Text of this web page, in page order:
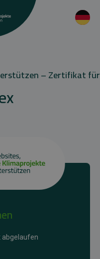
– Zertifikat für
abgelaufen